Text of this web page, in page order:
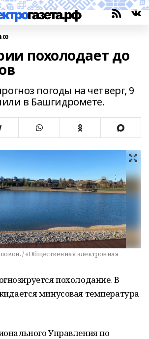
похолодает до
погоды на четверг, 9
в Башгидромете.
/ «Общественная электронная
похолодание. В
минусовая температура
Управления по